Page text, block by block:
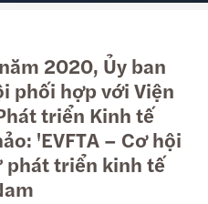
2020, Ủy ban
phối hợp với Viện
triển Kinh tế
'EVFTA – Cơ hội
phát triển kinh tế